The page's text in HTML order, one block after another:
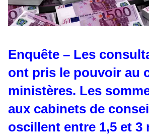
Enquête – Les
ont pris le pouvoir au
ministères. Les
aux cabinets de
oscillent entre 1,5 et 3